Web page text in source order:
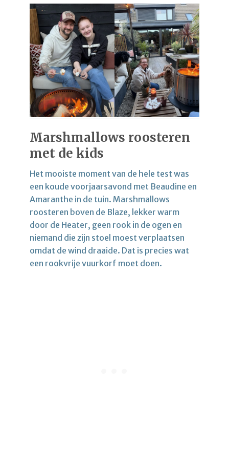
Marshmallows roosteren
met de kids
Het mooiste moment van de hele test was
een koude voorjaarsavond met Beaudine en
Amaranthe in de tuin. Marshmallows
roosteren boven de Blaze, lekker warm
door de Heater, geen rook in de ogen en
niemand die zijn stoel moest verplaatsen
omdat de wind draaide. Dat is precies wat
een rookvrije vuurkorf moet doen.